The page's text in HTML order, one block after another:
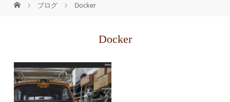
ブログ Docker
Docker